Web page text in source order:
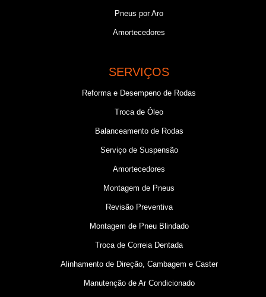
Pneus por Aro
Amortecedores
SERVIÇOS
Reforma e Desempeno de Rodas
Troca de Óleo
Balanceamento de Rodas
Serviço de Suspensão
Amortecedores
Montagem de Pneus
Revisão Preventiva
Montagem de Pneu Blindado
Troca de Correia Dentada
Alinhamento de Direção, Cambagem e Caster
Manutenção de Ar Condicionado